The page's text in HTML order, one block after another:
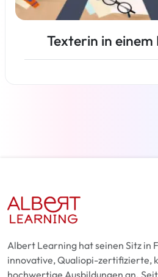
Texterin in einem
Albert Learning hat seinen Sitz in
innovative, Qualiopi-zertifizierte,
hochwertige Ausbildungen an.